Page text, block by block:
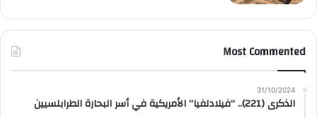
Most Commented
31/10/2024
الذكرى (221).. “فيلادلفيا” الأمريكية في أسر البحارة الطرابلسيين